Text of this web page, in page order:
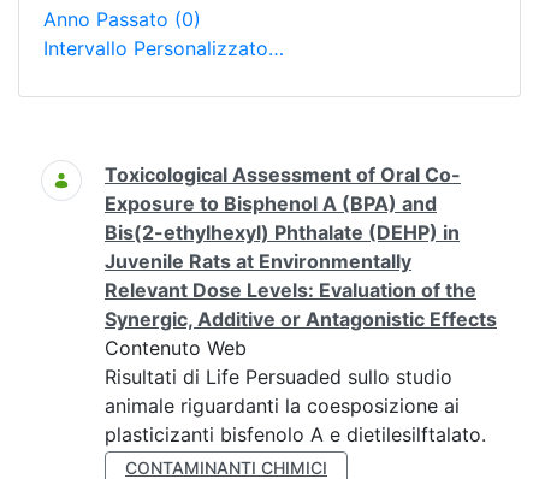
Anno Passato (0)
Intervallo Personalizzato…
Ricerca
Toxicological Assessment of Oral Co-
Exposure to Bisphenol A (BPA) and
Bis(2-ethylhexyl) Phthalate (DEHP) in
Juvenile Rats at Environmentally
Relevant Dose Levels: Evaluation of the
Synergic, Additive or Antagonistic Effects
Contenuto Web
Risultati di Life Persuaded sullo studio
animale riguardanti la coesposizione ai
plasticizanti bisfenolo A e dietilesilftalato.
CONTAMINANTI CHIMICI